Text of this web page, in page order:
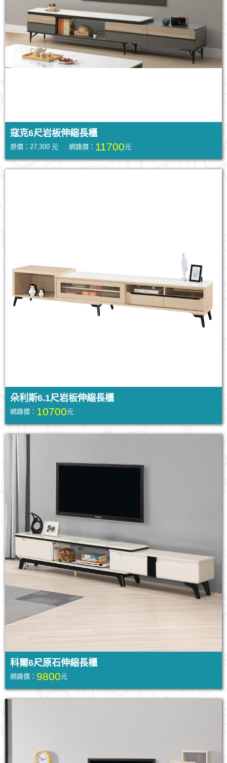
寇克6尺岩板伸縮長櫃
原價：27,300 元 網路價： 11700元
朵利斯6.1尺岩板伸縮長櫃
網路價： 10700元
科爾6尺原石伸縮長櫃
網路價： 9800元